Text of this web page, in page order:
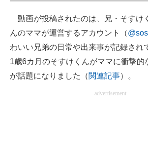
動画が投稿されたのは、兄・そすけ
んのママが運営するアカウント（
わいい兄弟の日常や出来事が記録され
1歳6カ月のそすけくんがママに衝撃的
が話題になりました（関連記事）。
advertisement